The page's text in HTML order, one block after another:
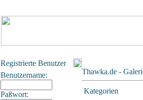
Registrierte Benutzer
Benutzername:
Paßwort:
Thawka.de -
Kategorien